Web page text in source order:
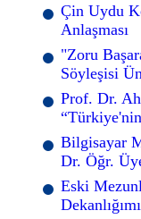
Çin Uydu
Anlaşması
"Zoru
Söyleşisi
Prof. Dr.
Bilgisayar
Dr. Öğr.
Eski